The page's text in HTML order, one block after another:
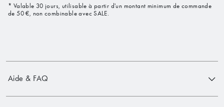
* Valable 30 jours, utilisable à partir d'un montant minimum de commande
de 50 €, non combinable avec SALE.
Aide & FAQ